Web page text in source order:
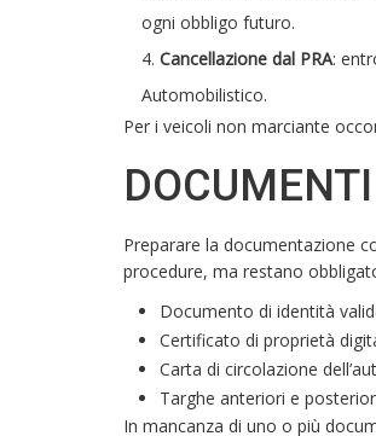
ogni obbligo futuro.
Cancellazione dal PRA:
Automobilistico.
Per i veicoli non marciante
Preparare la documentazione
procedure, ma restano
Documento di identità
Certificato di proprietà
Carta di circolazione
Targhe anteriori e
In mancanza di uno o più